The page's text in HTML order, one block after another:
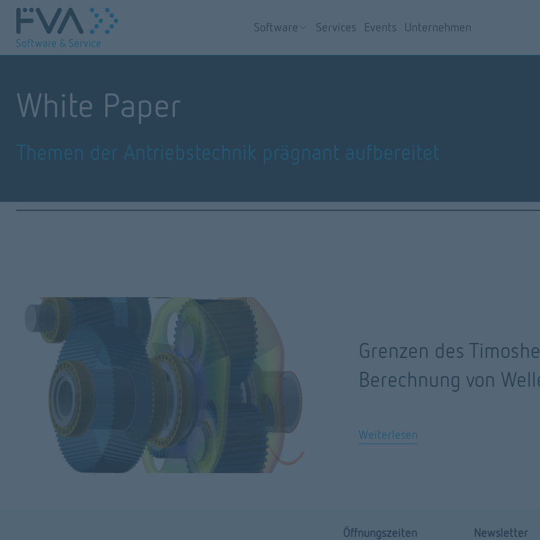
Software Services Events Unternehmen
White Paper
Themen der Antriebstechnik prägnant aufbereitet
Grenzen des
Berechnung von
Weiterlesen
Öffnungszeiten Newsletter